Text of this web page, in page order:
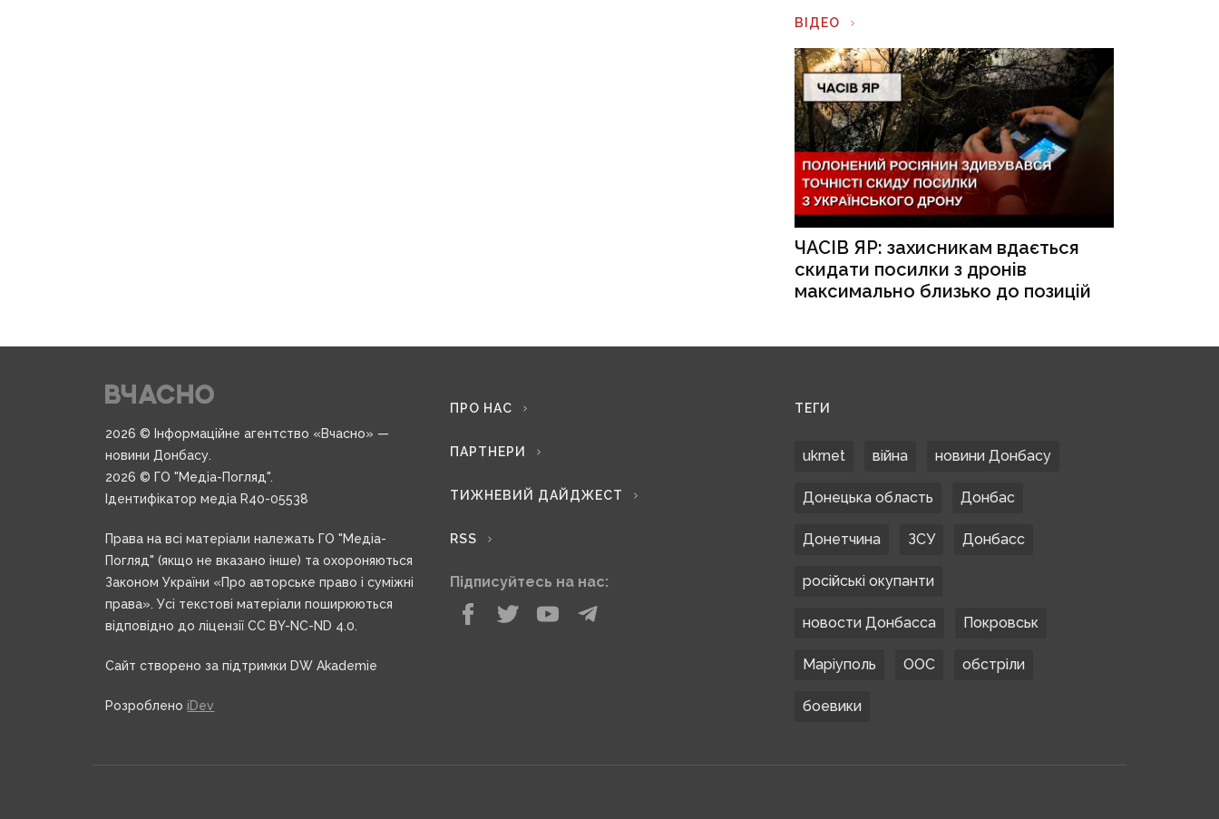
ВІДЕО
ЧАСІВ ЯР: захисникам вдається
скидати посилки з дронів
максимально близько до позицій
2026 © Інформаційне агентство «Вчасно» —
новини Донбасу.
2026 © ГО "Медіа-Погляд".
Ідентифікатор медіа R40-05538
Права на всі матеріали належать ГО "Медіа-
Погляд" (якщо не вказано інше) та охороняються
Законом України «Про авторське право і суміжні
права». Усі текстові матеріали поширюються
відповідно до ліцензії CC BY-NC-ND 4.0.
Сайт створено за підтримки DW Akademie
Розроблено iDev
ПРО НАС
ПАРТНЕРИ
ТИЖНЕВИЙ ДАЙДЖЕСТ
RSS
Підписуйтесь на нас:
ТЕГИ
ukrnet війна новини Донбасу
Донецька область Донбас
Донетчина ЗСУ Донбасс
російські окупанти
новости Донбасса Покровськ
Маріуполь ООС обстріли
боевики